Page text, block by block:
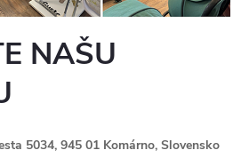
NAŠU
5034, 945 01 Komárno, Slovensko